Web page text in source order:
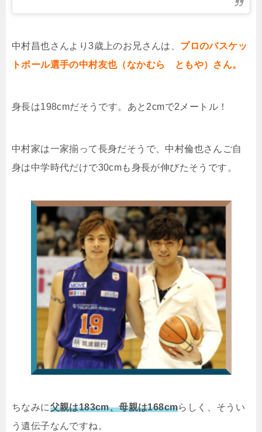
中村昌也さんより3歳上のお兄さんは、 プロのバスケッ
トボール選手の中村友也（なかむら ともや）さん。
身長は198cmだそうです。あと2cmで2メートル！
中村家は一家揃って長身だそうで、中村倫也さんご自
身は中学時代だけで30cmも身長が伸びたそうです。
ちなみに父親は183cm、母親は168cmらしく、そうい
う遺伝子なんですね。